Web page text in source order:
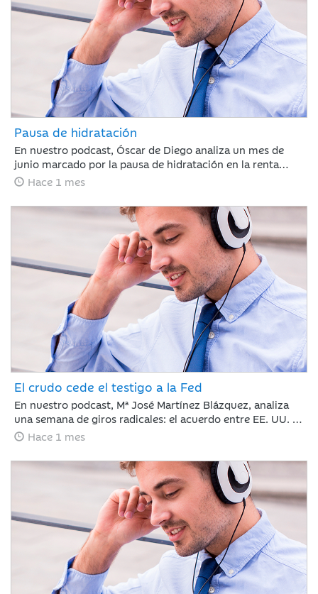
Pausa de hidratación
En nuestro podcast, Óscar de Diego analiza un mes de
junio marcado por la pausa de hidratación en la renta
variable y los avances en renta fija, clave para que Ibercaja
productos en positivo. De cara al verano, el mercado
recalibrará el escenario atento a la macroeconomía y a la
próxima temporada de resultados.
Hace 1 mes
El crudo cede el testigo a la Fed
En nuestro podcast, Mª José Martínez Blázquez, analiza
una semana de giros radicales: el acuerdo entre EE. UU. e
Irán reabre el Estrecho de Ormuz y hunde el petróleo por
debuta en la Fed rompiendo el guion con un mensaje duro
y menos explicaciones que promete traer volatilidad.
¿Cómo reaccionan los mercados? Con subidas en Europa
y la Inteligencia Artificial imparable.
Hace 1 mes